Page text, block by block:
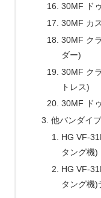
30MF ド
30MF カ
30MF ク
ダー)
30MF ク
トレス)
30MF ド
他バンダイ
HG VF-
タング機)
HG VF-
タング機)